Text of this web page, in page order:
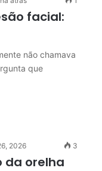
facial:
não chamava
que
2026 3
da orelha